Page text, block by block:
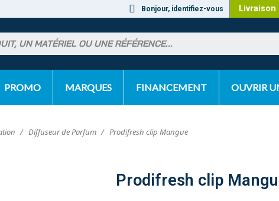
Bonjour, identifiez-vous
PROMO MARQUES FINANCEMENT OUVRIR
Diffuseur de Parfum Prodifresh clip Mangue
Prodifresh clip